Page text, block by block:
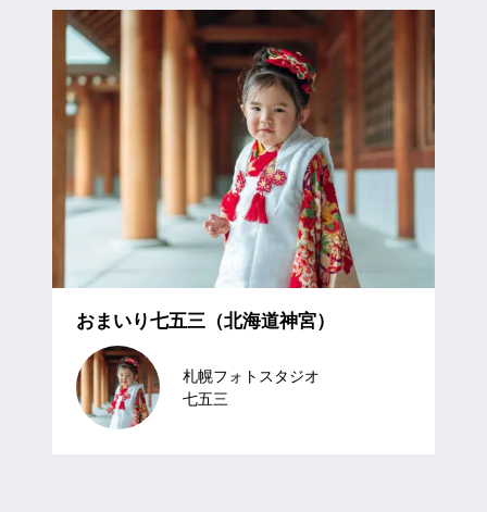
おまいり七五三（北海道神宮）
札幌フォトスタジオ
七五三